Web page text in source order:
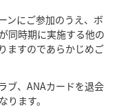
ンにご参加のうえ、ボ
同時期に実施する他の
ますのであらかじめご
ブ、ANAカードを退会
ます。